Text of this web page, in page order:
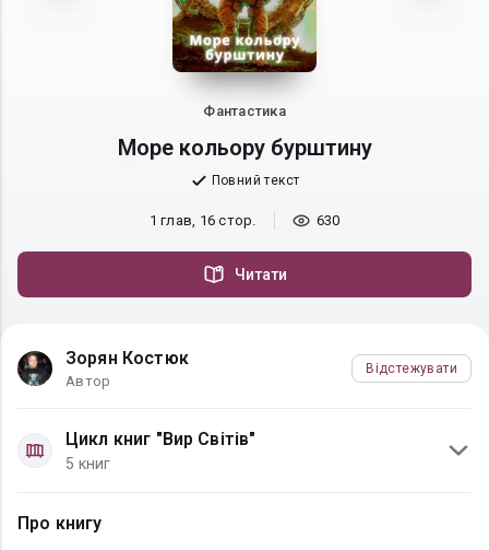
Фантастика
Море кольору бурштину
Повний текст
1 глав, 16 стор. 630
Читати
Зорян Костюк
Автор
Відстежувати
Цикл книг "Вир Світів"
5 книг
Про книгу